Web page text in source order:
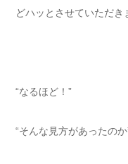
どハッとさせていただき
“なるほど！”
“そんな見方があったのか